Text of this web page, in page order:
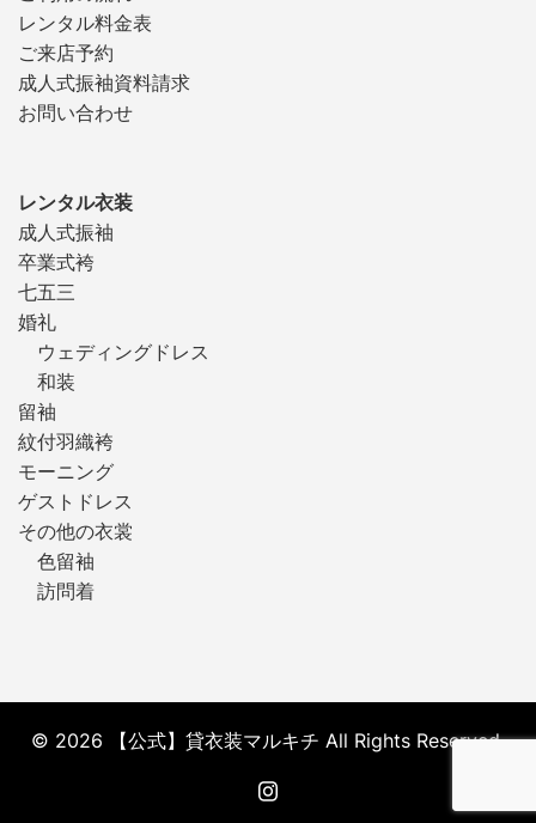
レンタル料金表
ご来店予約
成人式振袖資料請求
お問い合わせ
レンタル衣装
成人式振袖
卒業式袴
七五三
婚礼
ウェディングドレス
和装
留袖
紋付羽織袴
モーニング
ゲストドレス
その他の衣裳
色留袖
訪問着
© 2026 【公式】貸衣装マルキチ All Rights Reserved.